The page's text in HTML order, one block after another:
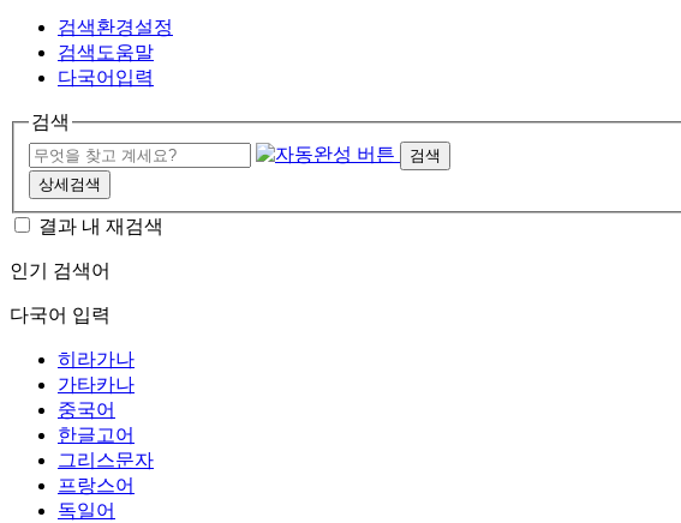
검색환경설정
검색도움말
다국어입력
검색
검색
상세검색
결과 내 재검색
인기 검색어
다국어 입력
히라가나
가타카나
중국어
한글고어
그리스문자
프랑스어
독일어